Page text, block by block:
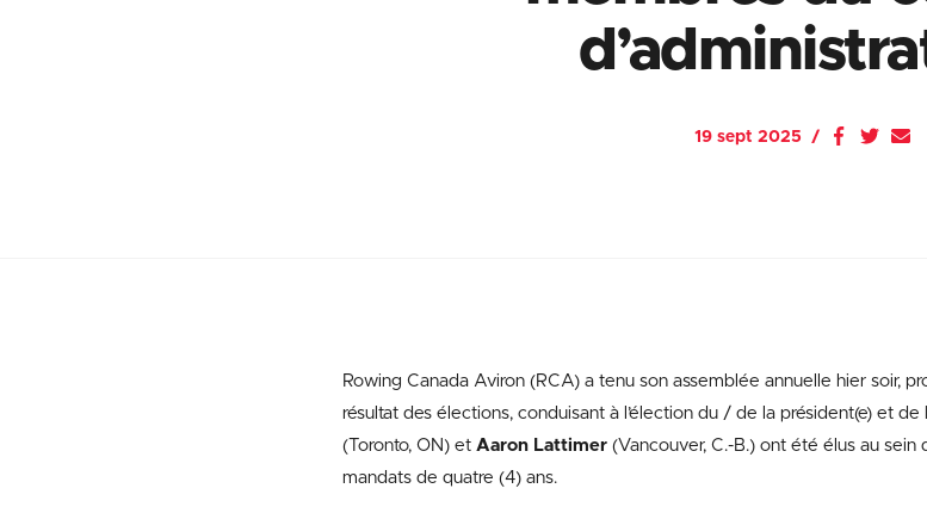
19 sept 2025
Rowing Canada Aviron (RCA) a tenu son assemblée annuelle hier soir,
résultat des élections, conduisant à l’élection du / de la président(e) et de
(Toronto, ON) et Aaron Lattimer (Vancouver, C.-B.) ont été élus au
mandats de quatre (4) ans.